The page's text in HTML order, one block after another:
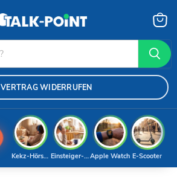
VERTRAG WIDERRUFEN
E-Scooter
Apple Watch
Einsteiger-Handy
Kekz-Hörspiele